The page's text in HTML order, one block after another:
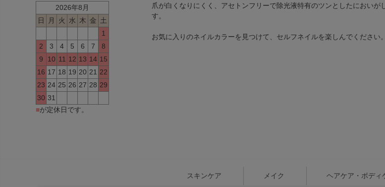
2026年8月
日
月 火 水 木 金 土
1
2
3 4 5 6 7
8
9
10 11 12 13 14 15
16 17 18 19 20 21 22
23 24 25 26 27 28 29
30 31
■が定休日です。
爪が白くなりにくく、アセトンフリーで除光液特有のツンとしたにおい
す。
お気に入りのネイルカラーを見つけて、セルフネイルを楽しんでください。
スキンケア メイク ヘアケア・ボディ